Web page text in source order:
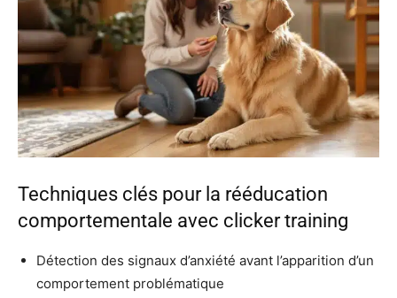
Techniques clés pour la rééducation
comportementale avec clicker training
Détection des signaux d’anxiété avant l’apparition d’un
comportement problématique